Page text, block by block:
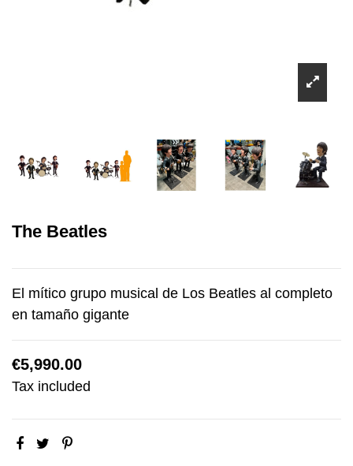
The Beatles
El mítico grupo musical de Los Beatles al completo
en tamaño gigante
€5,990.00
Tax included